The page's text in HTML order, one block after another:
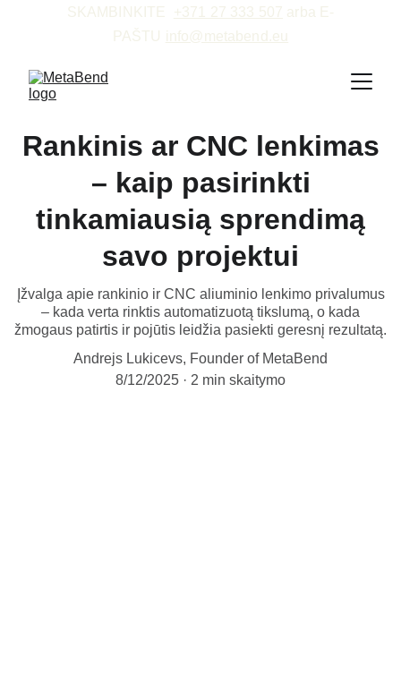
SKAMBINKITE +371 27 333 507 arba E-
PAŠTU info@metabend.eu
Rankinis ar CNC lenkimas
– kaip pasirinkti
tinkamiausią sprendimą
savo projektui
Įžvalga apie rankinio ir CNC aliuminio lenkimo privalumus
– kada verta rinktis automatizuotą tikslumą, o kada
žmogaus patirtis ir pojūtis leidžia pasiekti geresnį rezultatą.
Andrejs Lukicevs, Founder of MetaBend
8/12/2025
2 min skaitymo